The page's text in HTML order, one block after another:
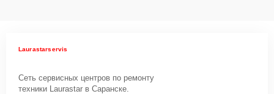
Laurastarservis
Сеть сервисных центров по ремонту
техники Laurastar в Саранске.